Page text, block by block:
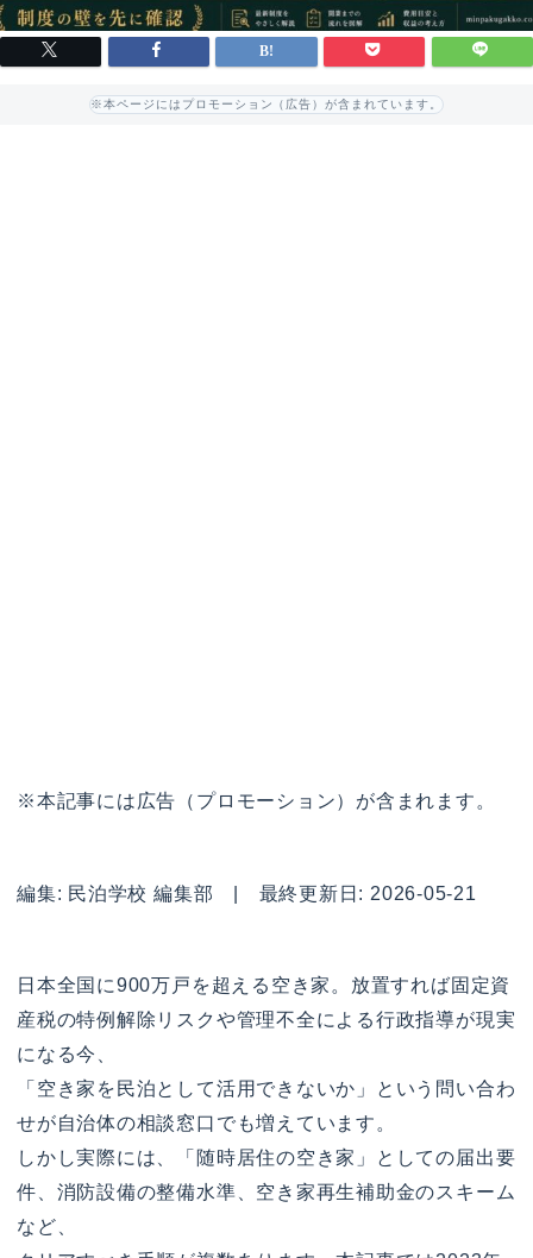
※本ページにはプロモーション（広告）が含まれています。
※本記事には広告（プロモーション）が含まれます。
編集: 民泊学校 編集部 | 最終更新日: 2026-05-21
日本全国に900万戸を超える空き家。放置すれば固定資
産税の特例解除リスクや管理不全による行政指導が現実
になる今、
「空き家を民泊として活用できないか」という問い合わ
せが自治体の相談窓口でも増えています。
しかし実際には、「随時居住の空き家」としての届出要
件、消防設備の整備水準、空き家再生補助金のスキーム
など、